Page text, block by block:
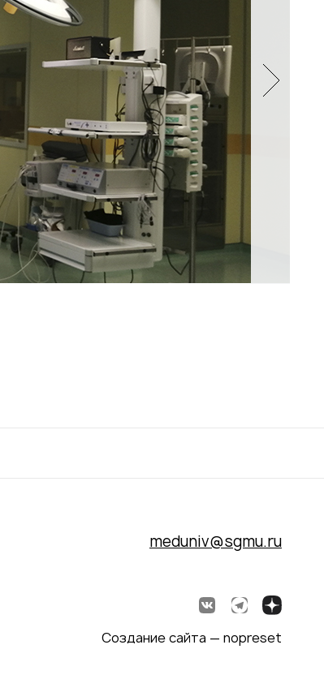
meduniv@sgmu.ru
Создание сайта — nopreset